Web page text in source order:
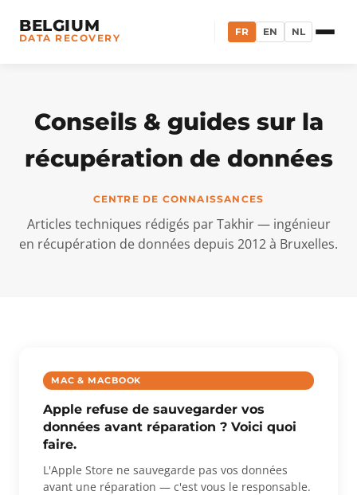
BELGIUM
DATA RECOVERY FR EN NL
Conseils & guides sur la
récupération de données
CENTRE DE CONNAISSANCES
Articles techniques rédigés par Takhir — ingénieur
en récupération de données depuis 2012 à Bruxelles.
MAC & MACBOOK
Apple refuse de sauvegarder vos
données avant réparation ? Voici quoi
faire.
L'Apple Store ne sauvegarde pas vos données
avant une réparation — c'est vous le responsable.